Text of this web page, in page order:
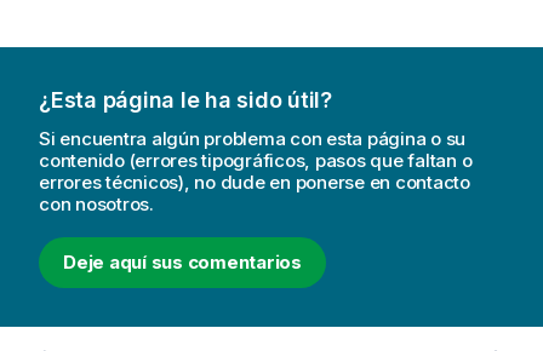
¿Esta página le ha sido útil?
Si encuentra algún problema con esta página o su
contenido (errores tipográficos, pasos que faltan o
errores técnicos), no dude en ponerse en contacto
con nosotros.
Deje aquí sus comentarios